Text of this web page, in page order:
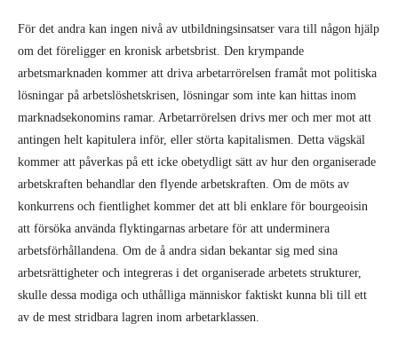
För det andra kan ingen nivå av utbildningsinsatser vara till någon hjälp
om det föreligger en kronisk arbetsbrist. Den krympande
arbetsmarknaden kommer att driva arbetarrörelsen framåt mot politiska
lösningar på arbetslöshetskrisen, lösningar som inte kan hittas inom
marknadsekonomins ramar. Arbetarrörelsen drivs mer och mer mot att
antingen helt kapitulera inför, eller störta kapitalismen. Detta vägskäl
kommer att påverkas på ett icke obetydligt sätt av hur den organiserade
arbetskraften behandlar den flyende arbetskraften. Om de möts av
konkurrens och fientlighet kommer det att bli enklare för bourgeoisin
att försöka använda flyktingarnas arbetare för att underminera
arbetsförhållandena. Om de å andra sidan bekantar sig med sina
arbetsrättigheter och integreras i det organiserade arbetets strukturer,
skulle dessa modiga och uthålliga människor faktiskt kunna bli till ett
av de mest stridbara lagren inom arbetarklassen.